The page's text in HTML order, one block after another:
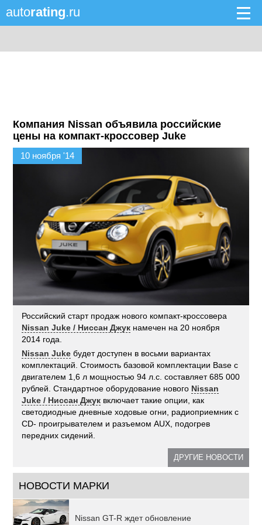
autorating.ru
Компания Nissan объявила российские
цены на компакт-кроссовер Juke
10 ноября '14
Российский старт продаж нового компакт-кроссовера
Nissan Juke / Ниссан Джук намечен на 20 ноября
2014 года.
Nissan Juke будет доступен в восьми вариантах
комплектаций. Стоимость базовой комплектации Base c
двигателем 1,6 л мощностью 94 л.с. составляет 685 000
рублей. Стандартное оборудование нового Nissan
Juke / Ниссан Джук включает такие опции, как
светодиодные дневные ходовые огни, радиоприемник с
CD- проигрывателем и разъемом AUX, подогрев
передних сидений.
ДРУГИЕ НОВОСТИ
НОВОСТИ МАРКИ
Nissan GT-R ждет обновление